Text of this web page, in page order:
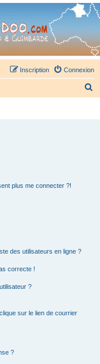
la communauté.
Connexion
Inscription
plus me connecter ?!
des utilisateurs en ligne ?
correcte !
?
sur le lien de courrier
?